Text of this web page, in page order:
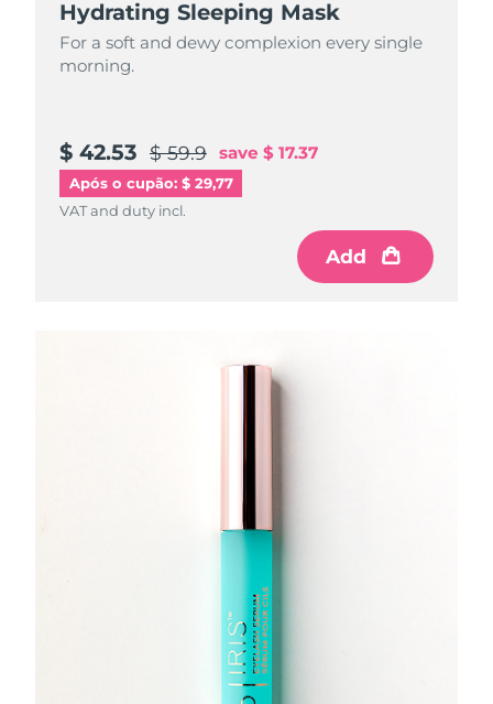
Hydrating Sleeping Mask
For a soft and dewy complexion every single
morning.
$ 42.53 $ 59.9 save $ 17.37
Após o cupão: $ 29,77
VAT and duty incl.
Add